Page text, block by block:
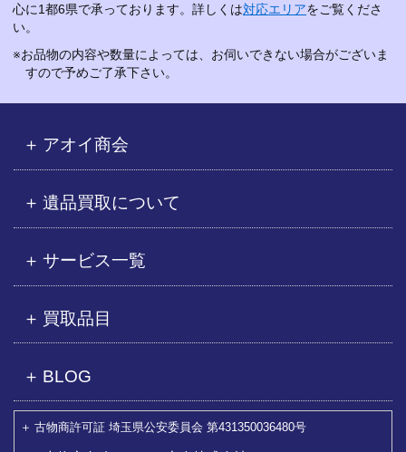
心に1都6県で承っております。詳しくは対応エリアをご覧くださ
い。
※お品物の内容や数量によっては、お伺いできない場合がございま
すので予めご了承下さい。
アオイ商会
遺品買取について
サービス一覧
買取品目
BLOG
古物商許可証 埼玉県公安委員会 第431350036480号